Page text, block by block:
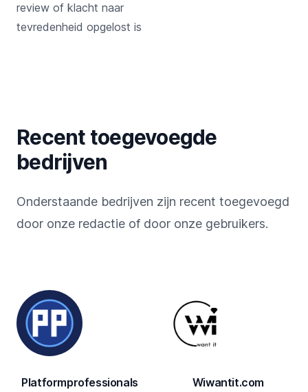
review of klacht naar
tevredenheid opgelost is
Recent toegevoegde
bedrijven
Onderstaande bedrijven zijn recent toegevoegd
door onze redactie of door onze gebruikers.
Platformprofessionals Wiwantit.com